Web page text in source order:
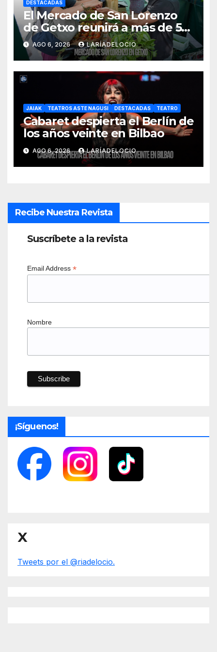
DESTACADAS
El Mercado de San Lorenzo
de Getxo reunirá a más de 50
productores del País Vasco
AGO 6, 2026 LARÍADELOCIO
JAIAK TEATROS ASTE NAGUSI DESTACADAS TEATRO
Cabaret despierta el Berlín de
los años veinte en Bilbao
AGO 6, 2026 LARÍADELOCIO
Recibe Nuestra Revista
Suscríbete a la revista
Email Address *
Nombre
¡Síguenos!
X
Tweets por el @riadelocio.